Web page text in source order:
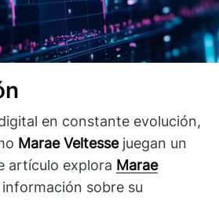
en constante evolución,
Marae Veltessejuegan un
artículo explora Marae
sobre su